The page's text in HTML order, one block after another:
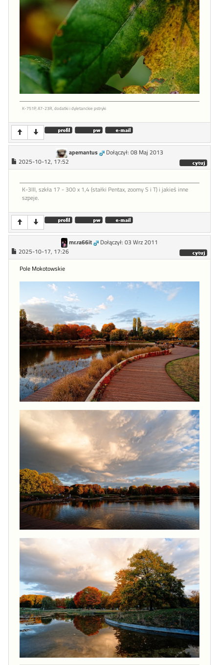
K-751P, A7-23R, dodatki i dyletanckie pstryki
apemantus
Dołączył: 08 Maj 2013
2025-10-12, 17:52
K-3III, szkła 17 - 300 x 1,4 (stałki Pentax, zoomy S i T) i jakieś inne
szpeje.
mr.ra66it
Dołączył: 03 Wrz 2011
2025-10-17, 17:26
Pole Mokotowskie